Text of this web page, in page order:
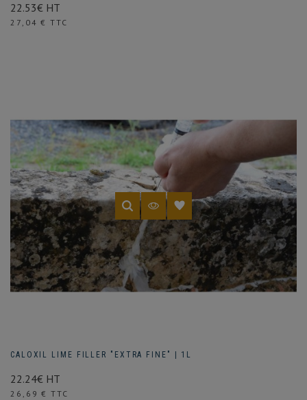
22.53€ HT
Prix
27,04 € TTC
CALOXIL LIME FILLER "EXTRA FINE" | 1L
22.24€ HT
Prix
26,69 € TTC